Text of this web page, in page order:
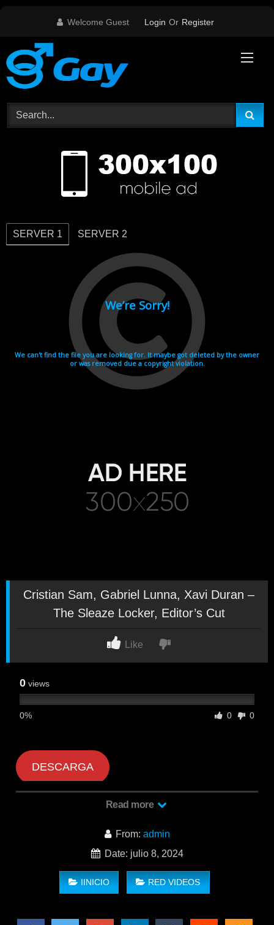
Welcome Guest Login Or Register
SERVER 1 SERVER 2
Cristian Sam, Gabriel Lunna, Xavi Duran –
The Sleaze Locker, Editor’s Cut
Like
0 views
0% 0 0
DESCARGA
Editor’s Cut
Read more
From: admin
Date: julio 8, 2024
IINICIO RED VIDEOS